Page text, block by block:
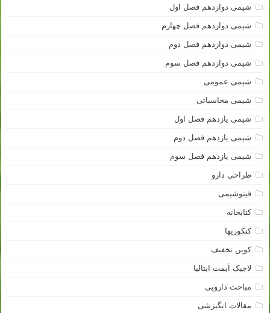
شیمی دوازدهم فصل اول
شیمی دوازدهم فصل چهارم
شیمی دوازدهم فصل دوم
شیمی دوازدهم فصل سوم
شیمی عمومی
شیمی محاسباتی
شیمی یازدهم فصل اول
شیمی یازدهم فصل دوم
شیمی یازدهم فصل سوم
طراحی دارو
فیتوشیمی
کتابخانه
کنکوریها
کوپن تخفیف
لاجیک آیمت ایتالیا
مباحث دارویی
مقالات انگیزشی